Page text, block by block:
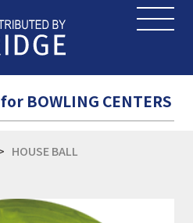
for BOWLING CENTERS
HOUSE BALL